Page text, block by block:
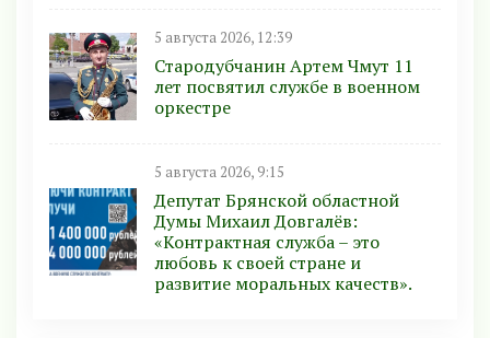
5 августа 2026, 12:39
Стародубчанин Артем Чмут 11
лет посвятил службе в военном
оркестре
5 августа 2026, 9:15
Депутат Брянской областной
Думы Михаил Довгалёв:
«Контрактная служба – это
любовь к своей стране и
развитие моральных качеств».